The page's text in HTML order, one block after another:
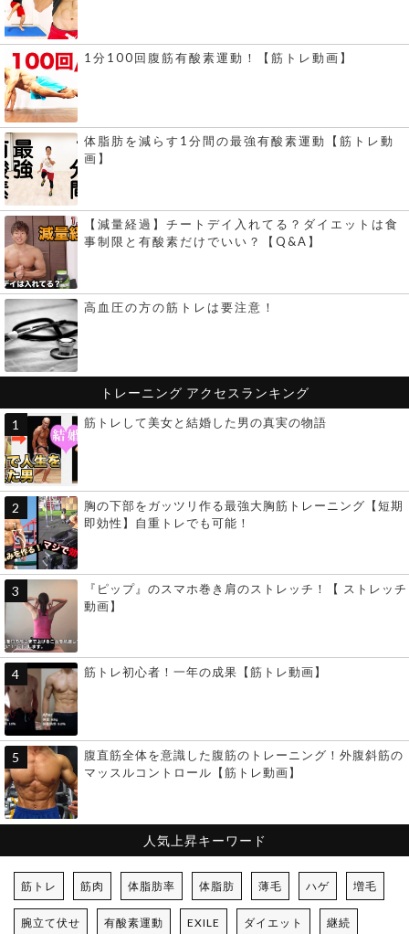
1分100回腹筋有酸素運動！【筋トレ動画】
体脂肪を減らす1分間の最強有酸素運動【筋トレ動
画】
【減量経過】チートデイ入れてる？ダイエットは食
事制限と有酸素だけでいい？【Q&A】
高血圧の方の筋トレは要注意！
トレーニング アクセスランキング
筋トレして美女と結婚した男の真実の物語
胸の下部をガッツリ作る最強大胸筋トレーニング【短期
即効性】自重トレでも可能！
『ピップ』のスマホ巻き肩のストレッチ！【 ストレッチ
動画】
筋トレ初心者！一年の成果【筋トレ動画】
腹直筋全体を意識した腹筋のトレーニング！外腹斜筋の
マッスルコントロール【筋トレ動画】
人気上昇キーワード
筋トレ 筋肉 体脂肪率 体脂肪 薄毛 ハゲ 増毛
腕立て伏せ 有酸素運動 EXILE ダイエット 継続